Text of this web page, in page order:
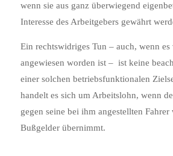
wenn sie aus ganz überwiegend
Interesse des Arbeitgebers gewährt
Ein rechtswidriges Tun – auch, wenn
angewiesen worden ist – ist keine
einer solchen betriebsfunktionalen
handelt es sich um Arbeitslohn, wenn
gegen seine bei ihm angestellten Fahrer
Bußgelder übernimmt.